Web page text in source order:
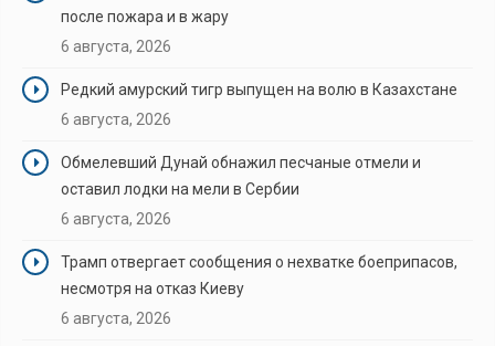
после пожара и в жару
6 августа, 2026
Редкий амурский тигр выпущен на волю в Казахстане
6 августа, 2026
Обмелевший Дунай обнажил песчаные отмели и
оставил лодки на мели в Сербии
6 августа, 2026
Трамп отвергает сообщения о нехватке боеприпасов,
несмотря на отказ Киеву
6 августа, 2026